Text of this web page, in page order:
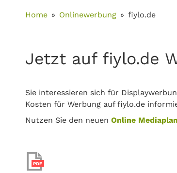
Home Onlinewerbung fiylo.de
Jetzt auf fiylo.de
Sie interessieren sich für
Kosten für Werbung auf fiylo.de
Nutzen Sie den neuen Online
PDF